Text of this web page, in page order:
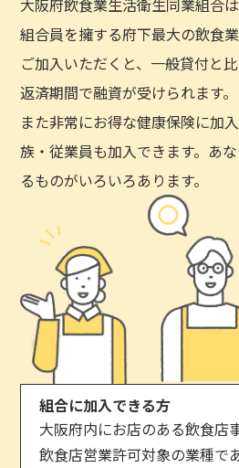
組合員を擁する府下最大の飲食
ご加入いただくと、一般貸付と
返済期間で融資が受けられます。
また非常にお得な健康保険に加
族・従業員も加入できます。あ
るものがいろいろあります。
組合に加入できる方
大阪府内にお店のある飲食店
飲食店営業許可対象の業種で